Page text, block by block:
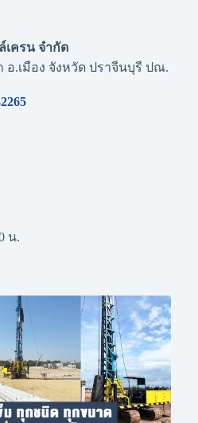
ครน จำกัด
อ.เมือง จังหวัด ปราจีนบุรี ปณ.
น.